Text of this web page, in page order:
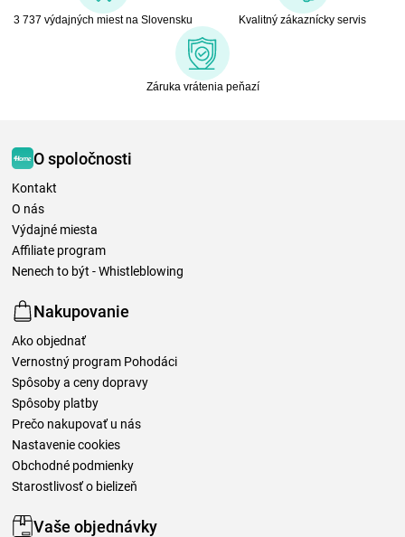
3 737 výdajných miest na Slovensku Kvalitný zákaznícky servis
Záruka vrátenia peňazí
O spoločnosti
Kontakt
O nás
Výdajné miesta
Affiliate program
Nenech to být - Whistleblowing
Nakupovanie
Ako objednať
Vernostný program Pohodáci
Spôsoby a ceny dopravy
Spôsoby platby
Prečo nakupovať u nás
Nastavenie cookies
Obchodné podmienky
Starostlivosť o bielizeň
Vaše objednávky